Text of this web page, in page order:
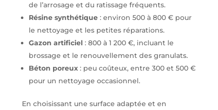
de l’arrosage et du ratissage fréquents.
Résine synthétique: environ 500 à 800 € pour
le nettoyage et les petites réparations.
Gazon artificiel : 800 à 1 200 €, incluant le
brossage et le renouvellement des granulats.
Béton poreux: peu coûteux, entre 300 et 500 €
pour un nettoyage occasionnel.
En choisissant une surface adaptée et en